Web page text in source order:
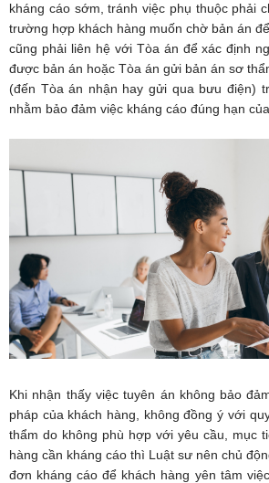
kháng cáo sớm, tránh việc phụ thuộc phải
trường hợp khách hàng muốn chờ bản án
cũng phải liên hệ với Tòa án để xác định
được bản án hoặc Tòa án gửi bản án sơ
(đến Tòa án nhận hay gửi qua bưu điện)
nhằm bảo đảm việc kháng cáo đúng hạn
Khi nhận thấy việc tuyên án không bảo
pháp của khách hàng, không đồng ý với
thẩm do không phù hợp với yêu cầu, mục
hàng cần kháng cáo thì Luật sư nên chủ
đơn kháng cáo để khách hàng yên tâm